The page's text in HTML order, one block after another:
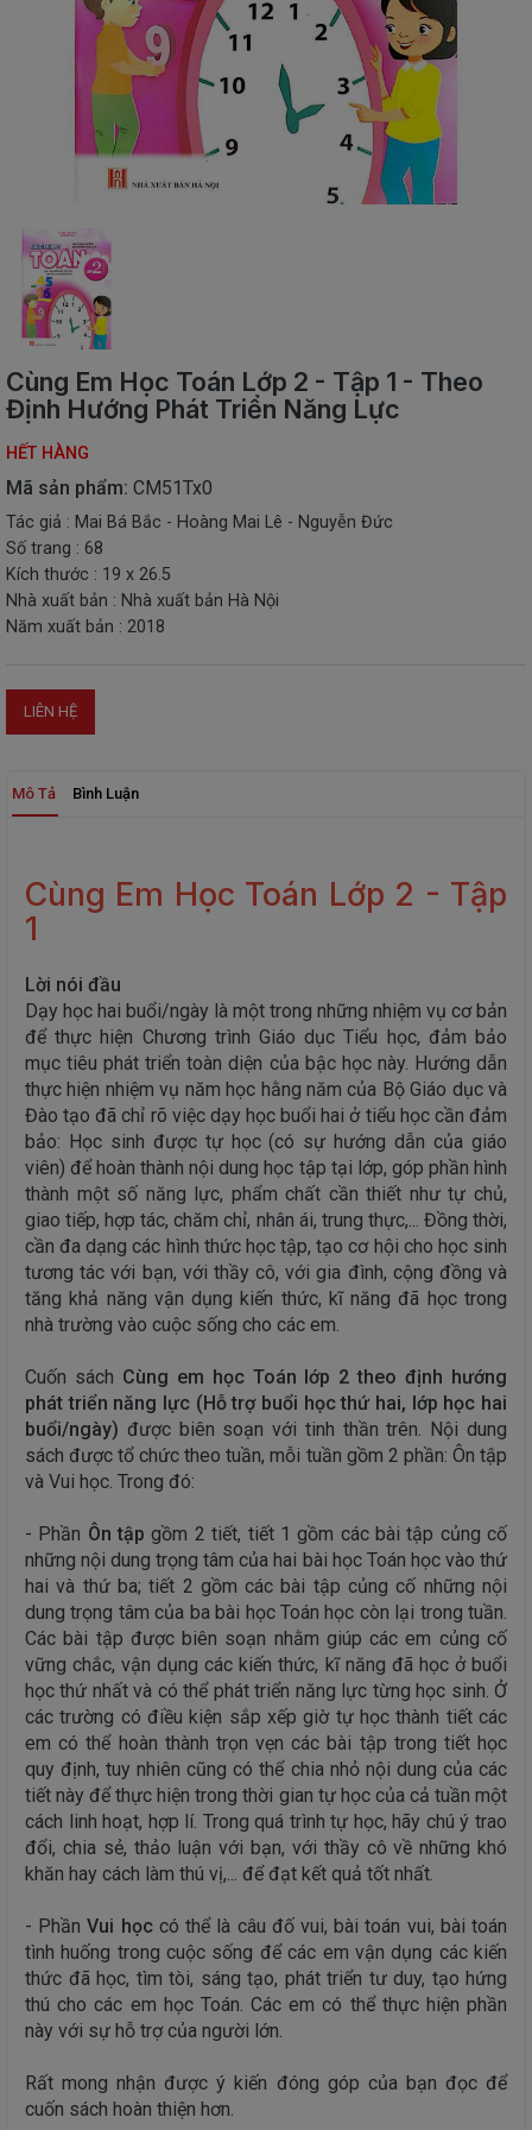
SÁCH
THIẾU
SÁCH
NGỮ
VPP
-
ĐỒ
DÙNG
SINH
TẶNG
-
CHƠI
THIẾT
BỊ
STEM
Cùng Em Học Toán Lớp 2 - Tập 1 - Theo
Định Hướng Phát Triển Năng Lực
HẾT HÀNG
Mã sản phẩm: CM51Tx0
Tác giả : Mai Bá Bắc - Hoàng Mai Lê - Nguyễn Đức
Số trang : 68
Kích thước : 19 x 26.5
Nhà xuất bản : Nhà xuất bản Hà Nội
Năm xuất bản : 2018
LIÊN HỆ
Mô Tả Bình Luận
Cùng Em Học Toán Lớp 2 - Tập
1
Lời nói đầu
Dạy học hai buổi/ngày là một trong những nhiệm vụ cơ bản
để thực hiện Chương trình Giáo dục Tiểu học, đảm bảo
mục tiêu phát triển toàn diện của bậc học này. Hướng dẫn
thực hiện nhiệm vụ năm học hằng năm của Bộ Giáo dục và
Đào tạo đã chỉ rõ việc dạy học buổi hai ở tiểu học cần đảm
bảo: Học sinh được tự học (có sự hướng dẫn của giáo
viên) để hoàn thành nội dung học tập tại lớp, góp phần hình
thành một số năng lực, phẩm chất cần thiết như tự chủ,
giao tiếp, hợp tác, chăm chỉ, nhân ái, trung thực,... Đồng thời,
cần đa dạng các hình thức học tập, tạo cơ hội cho học sinh
tương tác với bạn, với thầy cô, với gia đình, cộng đồng và
tăng khả năng vận dụng kiến thức, kĩ năng đã học trong
nhà trường vào cuộc sống cho các em.
Cuốn sách Cùng em học Toán lớp 2 theo định hướng
phát triển năng lực (Hỗ trợ buổi học thứ hai, lớp học hai
buổi/ngày) được biên soạn với tinh thần trên. Nội dung
sách được tổ chức theo tuần, mỗi tuần gồm 2 phần: Ôn tập
và Vui học. Trong đó:
- Phần Ôn tậpgồm 2 tiết, tiết 1 gồm các bài tập củng cố
những nội dung trọng tâm của hai bài học Toán học vào thứ
hai và thứ ba; tiết 2 gồm các bài tập củng cố những nội
dung trọng tâm của ba bài học Toán học còn lại trong tuần.
Các bài tập được biên soạn nhằm giúp các em củng cố
vững chắc, vận dụng các kiến thức, kĩ năng đã học ở buổi
học thứ nhất và có thể phát triển năng lực từng học sinh. Ở
các trường có điều kiện sắp xếp giờ tự học thành tiết các
em có thể hoàn thành trọn vẹn các bài tập trong tiết học
quy định, tuy nhiên cũng có thể chia nhỏ nội dung của các
tiết này để thực hiện trong thời gian tự học của cả tuần một
cách linh hoạt, hợp lí. Trong quá trình tự học, hãy chú ý trao
đổi, chia sẻ, thảo luận với bạn, với thầy cô về những khó
khăn hay cách làm thú vị,... để đạt kết quả tốt nhất.
- PhầnVui học có thể là câu đố vui, bài toán vui, bài toán
tình huống trong cuộc sống để các em vận dụng các kiến
thức đã học, tìm tòi, sáng tạo, phát triển tư duy, tạo hứng
thú cho các em học Toán. Các em có thể thực hiện phần
này với sự hỗ trợ của người lớn.
Rất mong nhận được ý kiến đóng góp của bạn đọc để
cuốn sách hoàn thiện hơn.